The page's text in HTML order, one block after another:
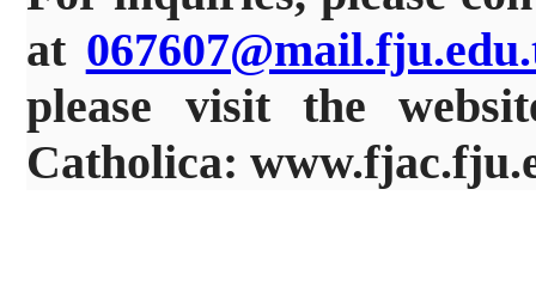
at
please visit the
Catholica: